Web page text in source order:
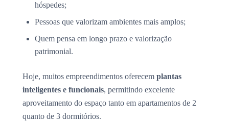
hóspedes;
Pessoas que valorizam ambientes mais amplos;
Quem pensa em longo prazo e valorização
patrimonial.
Hoje, muitos empreendimentos oferecem plantas
inteligentes e funcionais, permitindo excelente
aproveitamento do espaço tanto em apartamentos de 2
quanto de 3 dormitórios.